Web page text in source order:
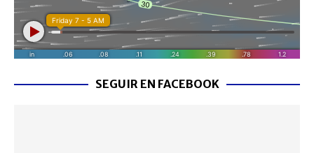
SEGUIR EN FACEBOOK